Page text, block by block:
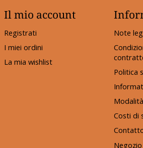
Il mio account
Registrati
I miei ordini
La mia wishlist
Note
Politica
Costi di